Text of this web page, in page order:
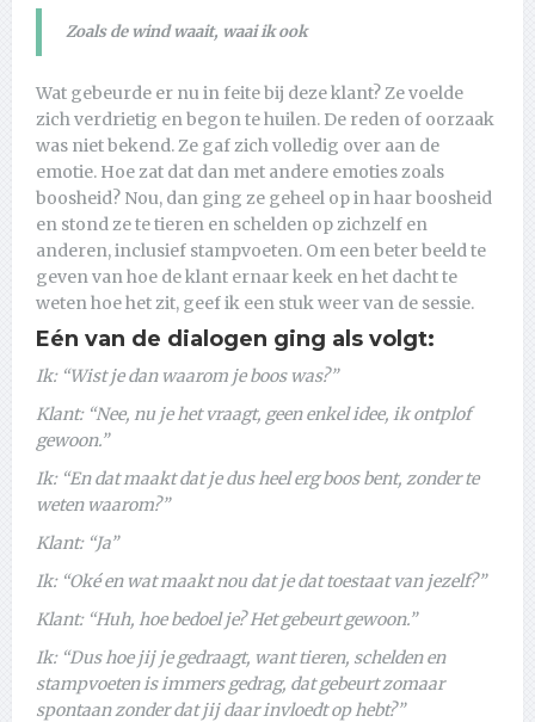
Zoals de wind waait, waai ik ook
Wat gebeurde er nu in feite bij deze klant? Ze voelde
zich verdrietig en begon te huilen. De reden of oorzaak
was niet bekend. Ze gaf zich volledig over aan de
emotie. Hoe zat dat dan met andere emoties zoals
boosheid? Nou, dan ging ze geheel op in haar boosheid
en stond ze te tieren en schelden op zichzelf en
anderen, inclusief stampvoeten. Om een beter beeld te
geven van hoe de klant ernaar keek en het dacht te
weten hoe het zit, geef ik een stuk weer van de sessie.
Eén van de dialogen ging als volgt:
Ik: “Wist je dan waarom je boos was?”
Klant: “Nee, nu je het vraagt, geen enkel idee, ik ontplof
gewoon.”
Ik: “En dat maakt dat je dus heel erg boos bent, zonder te
weten waarom?”
Klant: “Ja”
Ik: “Oké en wat maakt nou dat je dat toestaat van jezelf?”
Klant: “Huh, hoe bedoel je? Het gebeurt gewoon.”
Ik: “Dus hoe jij je gedraagt, want tieren, schelden en
stampvoeten is immers gedrag, dat gebeurt zomaar
spontaan zonder dat jij daar invloedt op hebt?”